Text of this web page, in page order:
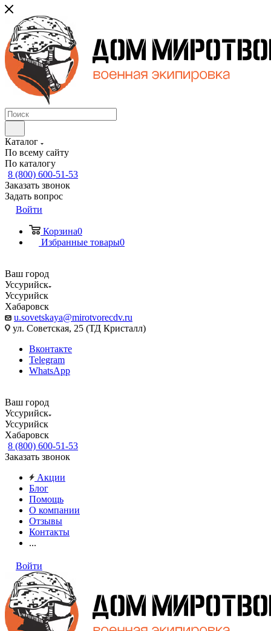
Каталог
По всему сайту
По каталогу
8 (800) 600-51-53
Заказать звонок
Задать вопрос
Войти
Корзина0
Избранные товары0
Ваш город
Уссурийск
Уссурийск
Хабаровск
u.sovetskaya@mirotvorecdv.ru
ул. Советская, 25 (ТД Кристалл)
Вконтакте
Telegram
WhatsApp
Ваш город
Уссурийск
Уссурийск
Хабаровск
8 (800) 600-51-53
Заказать звонок
Акции
Блог
Помощь
О компании
Отзывы
Контакты
...
Войти